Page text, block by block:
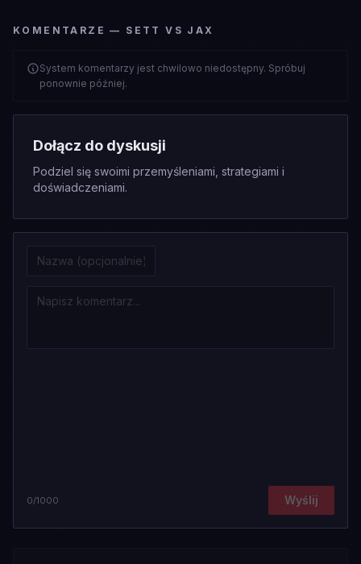
KOMENTARZE — SETT VS JAX
System komentarzy jest chwilowo niedostępny. Spróbuj
ponownie później.
Dołącz do dyskusji
Podziel się swoimi przemyśleniami, strategiami i
doświadczeniami.
0/1000 Wyślij